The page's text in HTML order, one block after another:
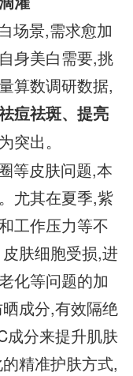
场景,需求愈加
身美白需要,挑
算数调研数据,
痘祛斑、提亮
突出。
等皮肤问题,本
尤其在夏季,紫
工作压力等不
肤细胞受损,进
化等问题的加
成分,有效隔绝
成分来提升肌肤
精准护肤方式,